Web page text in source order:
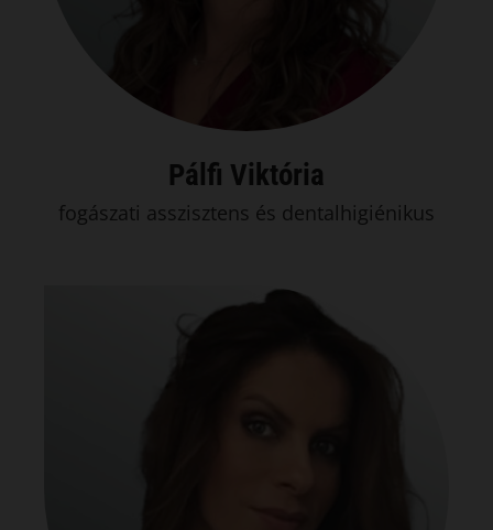
Pálfi Viktória
fogászati asszisztens és dentalhigiénikus